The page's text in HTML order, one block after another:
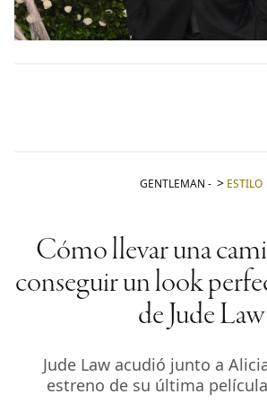
GENTLEMAN - ESTILO
Cómo llevar una
conseguir un look
de Jude Law
Jude Law acudió junto a
estreno de su última película